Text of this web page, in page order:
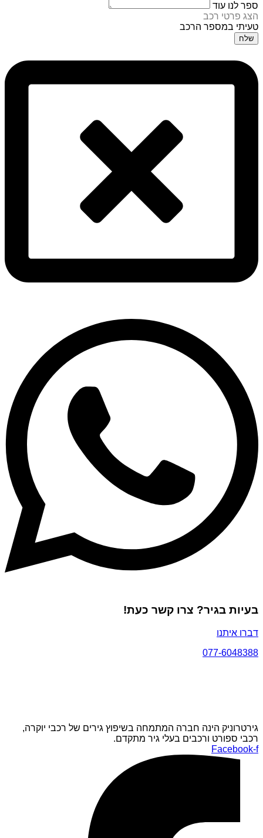
ספר לנו עוד
הצג פרטי רכב
טעיתי במספר הרכב
שלח
בעיות בגיר? צרו קשר כעת!
דברו איתנו
077-6048388
גירטרוניק הינה חברה המתמחה בשיפוץ גירים של רכבי יוקרה,
רכבי ספורט ורכבים בעלי גיר מתקדם.
Facebook-f